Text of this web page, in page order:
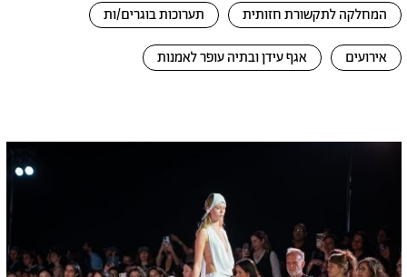
המחלקה לתקשורת חזותית תערוכות בוגרים/ות
אירועים אגף עידן ובתיה עופר לאמנות